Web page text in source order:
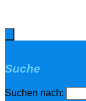
Suche
Suchen nach: